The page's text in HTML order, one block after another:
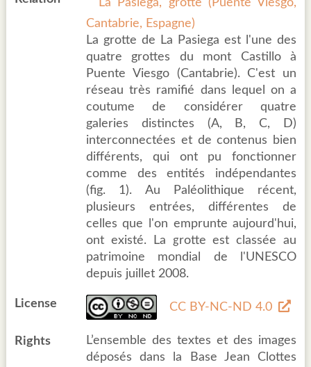
La Pasiega, grotte (Puente Viesgo,
Cantabrie, Espagne)
La grotte de La Pasiega est l'une des
quatre grottes du mont Castillo à
Puente Viesgo (Cantabrie). C'est un
réseau très ramifié dans lequel on a
coutume de considérer quatre
galeries distinctes (A, B, C, D)
interconnectées et de contenus bien
différents, qui ont pu fonctionner
comme des entités indépendantes
(fig. 1). Au Paléolithique récent,
plusieurs entrées, différentes de
celles que l'on emprunte aujourd'hui,
ont existé. La grotte est classée au
patrimoine mondial de l'UNESCO
depuis juillet 2008.
License CC BY-NC-ND 4.0
Rights
L’ensemble des textes et des images
déposés dans la Base Jean Clottes